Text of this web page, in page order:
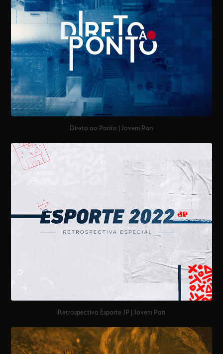
Direto ao Ponto | Jovem Pan
Retrospectiva Esporte JP | Jovem Pan